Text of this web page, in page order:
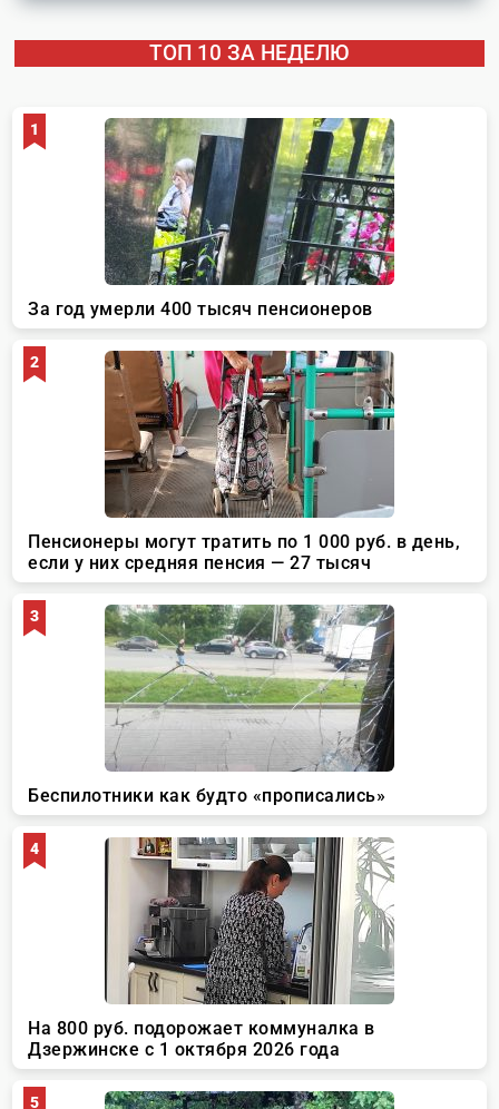
ТОП 10 ЗА НЕДЕЛЮ